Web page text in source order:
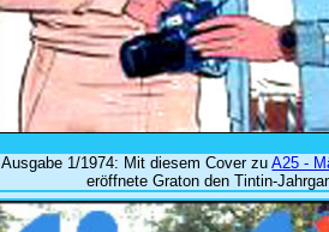
Ausgabe 1/1974: Mit diesem Cover zuA25 -
eröffnete Graton den Tintin-